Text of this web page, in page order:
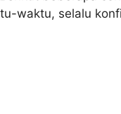
waktu, selalu